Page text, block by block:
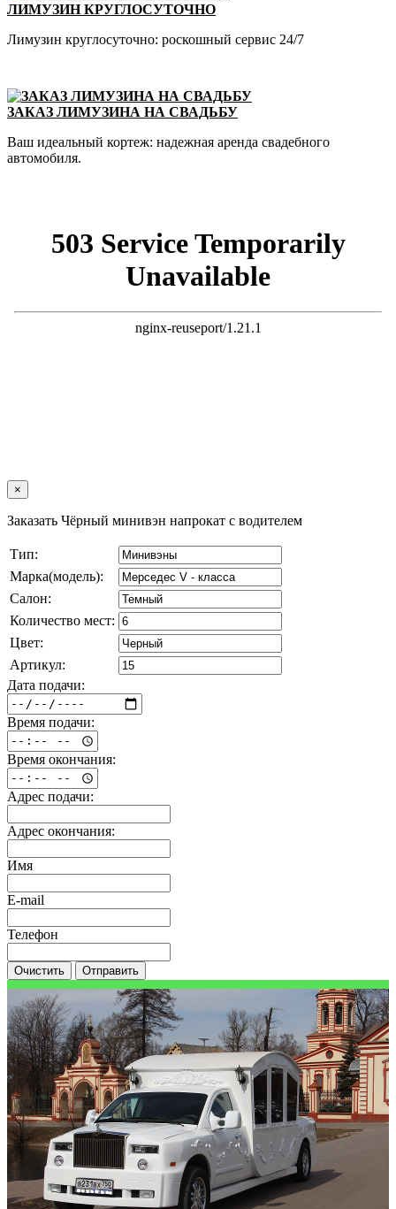
ЛИМУЗИН КРУГЛОСУТОЧНО
Лимузин круглосуточно: роскошный сервис 24/7
ЗАКАЗ ЛИМУЗИНА НА СВАДЬБУ
Ваш идеальный кортеж: надежная аренда свадебного
автомобиля.
×
Заказать Чёрный минивэн напрокат с водителем
Тип:
Марка(модель):
Салон:
Количество мест:
Цвет:
Артикул:
Дата подачи:
Время подачи:
Время окончания:
Адрес подачи:
Адрес окончания:
Имя
E-mail
Телефон
Очистить Отправить